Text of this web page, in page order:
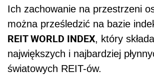
Ich zachowanie na przestrzeni
można prześledzić na bazie
REIT WORLD INDEX, który
największych i najbardziej
światowych REIT-ów.